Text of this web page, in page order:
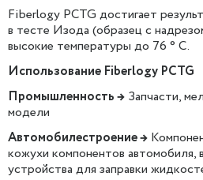
Fiberlogy PCTG достигает
в тесте Изода (образец с
высокие температуры до 76 ° C.
Использование Fiberlogy PCTG
Промышленность → Запчасти,
модели
Автомобилестроение →
кожухи компонентов автомобиля,
устройства для заправки